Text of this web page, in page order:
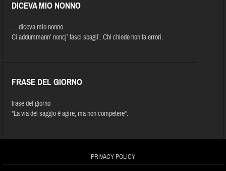
DICEVA MIO NONNO
… diceva mio nonno
Ci addummann’ noncj’ fasci sbagli’. Chi chiede non fa errori.
FRASE DEL GIORNO
frase del giorno
"La via del saggio è agire, ma non competere".
PRIVACY POLICY